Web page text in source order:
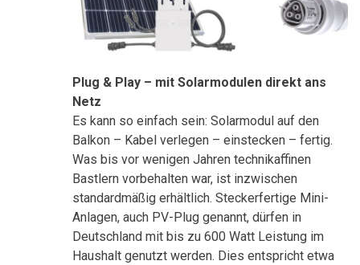
Plug & Play – mit Solarmodulen direkt ans
Netz
Es kann so einfach sein: Solarmodul auf den
Balkon – Kabel verlegen – einstecken – fertig.
Was bis vor wenigen Jahren technikaffinen
Bastlern vorbehalten war, ist inzwischen
standardmäßig erhältlich. Steckerfertige Mini-
Anlagen, auch PV-Plug genannt, dürfen in
Deutschland mit bis zu 600 Watt Leistung im
Haushalt genutzt werden. Dies entspricht etwa